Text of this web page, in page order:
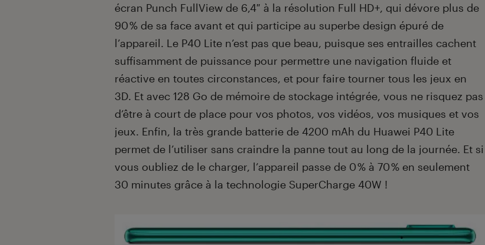
écran Punch FullView de 6,4″ à la résolution Full HD+, qui dévore plus de
90 % de sa face avant et qui participe au superbe design épuré de
l’appareil. Le P40 Lite n’est pas que beau, puisque ses entrailles cachent
suffisamment de puissance pour permettre une navigation fluide et
réactive en toutes circonstances, et pour faire tourner tous les jeux en
3D. Et avec 128 Go de mémoire de stockage intégrée, vous ne risquez pas
d’être à court de place pour vos photos, vos vidéos, vos musiques et vos
jeux. Enfin, la très grande batterie de 4200 mAh du Huawei P40 Lite
permet de l’utiliser sans craindre la panne tout au long de la journée. Et si
vous oubliez de le charger, l’appareil passe de 0 % à 70 % en seulement
30 minutes grâce à la technologie SuperCharge 40W !